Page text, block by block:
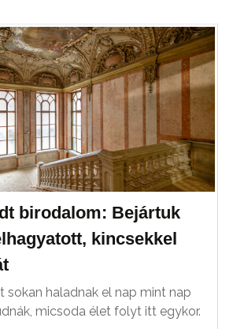
birodalom: Bejártuk
kincsekkel
sokan haladnak el nap mint nap
micsoda élet folyt itt egykor.